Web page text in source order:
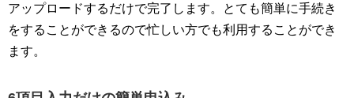
アップロードするだけで完了します。とても簡単に手続き
をすることができるので忙しい方でも利用することができ
ます。